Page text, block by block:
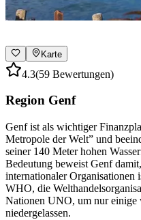
Karte
4.3(59 Bewertungen)
Region Genf
Genf ist als wichtiger
Metropole der Welt” und
seiner 140 Meter hohen
Bedeutung beweist Genf
internationaler Organisationen
WHO, die
Nationen UNO, um nur einige
niedergelassen.